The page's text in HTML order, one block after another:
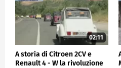
02:11
A storia di Citroen 2CV e
Renault 4 - W la rivoluzione